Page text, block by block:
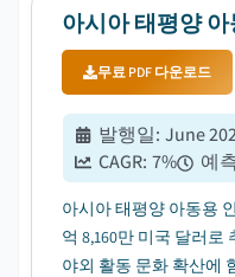
아시아 태평양
무료 PDF 다운로드
발행일: June
CAGR: 7% 예
아시아 태평양 아동용
억 8,160만 미국 달러
야외 활동 문화 확산에